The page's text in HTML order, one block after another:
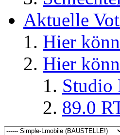
Aktuelle
Hier
Hier
Studio
89.0